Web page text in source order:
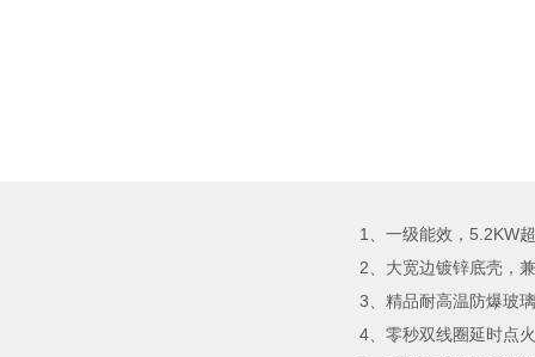
1、一级能效，5.2KW
2、大宽边镀锌底壳，
3、精品耐高温防爆玻
4、零秒双线圈延时点